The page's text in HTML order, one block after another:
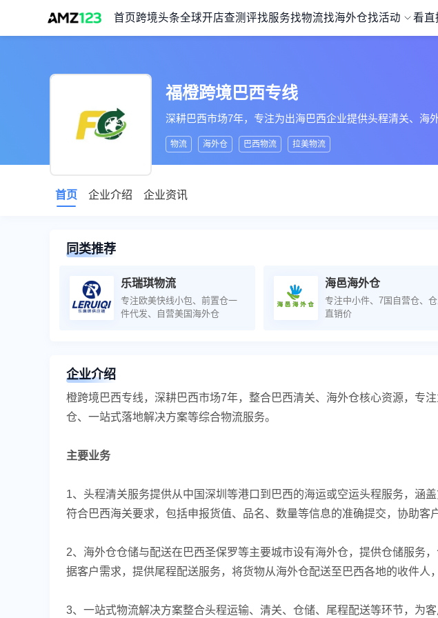
首页 跨境头条全球开店查测评找服务找物流找海外仓找活动 看直
福橙跨境巴西专线
深耕巴西市场7年，专注为出海巴西企业提供头程清关、海
物流 海外仓 巴西物流 拉美物流
首页 企业介绍 企业资讯
同类推荐
乐瑞琪物流
专注欧美快线小包、前置仓一
件代发、自营美国海外仓
海邑海外仓
专注中小件、7国自营仓、
直销价
企业介绍
橙跨境巴西专线，深耕巴西市场7年，整合巴西清关、海外仓核心资源，专
仓、一站式落地解决方案等综合物流服务。
主要业务
1、头程清关服务提供从中国深圳等港口到巴西的海运或空运头程服务，涵
符合巴西海关要求，包括申报货值、品名、数量等信息的准确提交，协助客
2、海外仓仓储与配送在巴西圣保罗等主要城市设有海外仓，提供仓储服务
据客户需求，提供尾程配送服务，将货物从海外仓配送至巴西各地的收件人
3、一站式物流解决方案整合头程运输、清关、仓储、尾程配送等环节，为